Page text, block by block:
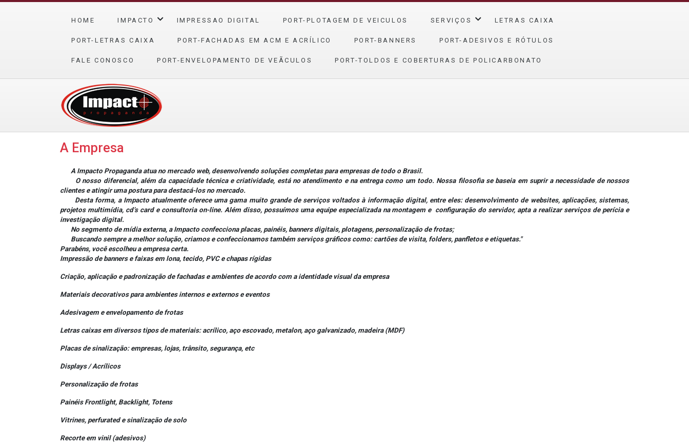
HOME IMPACTO IMPRESSAO DIGITAL PORT-PLOTAGEM DE VEICULOS SERVIÇOS LETRAS CAIXA
PORT-LETRAS CAIXA PORT-FACHADAS EM ACM E ACRÍLICO PORT-BANNERS PORT-ADESIVOS E RÓTULOS
FALE CONOSCO PORT-ENVELOPAMENTO DE VEÃ­CULOS PORT-TOLDOS E COBERTURAS DE POLICARBONATO
A Empresa
A Impacto Propaganda atua no mercado web, desenvolvendo soluções completas para empresas de todo o Brasil.
O nosso diferencial, além da capacidade técnica e criatividade, está no atendimento e na entrega como um todo. Nossa filosofia se baseia em suprir a necessidade de nossos
clientes e atingir uma postura para destacá-los no mercado.
Desta forma, a Impacto atualmente oferece uma gama muito grande de serviços voltados à informação digital, entre eles: desenvolvimento de websites, aplicações, sistemas,
projetos multimídia, cd’s card e consultoria on-line. Além disso, possuímos uma equipe especializada na montagem e configuração do servidor, apta a realizar serviços de perícia e
investigação digital.
No segmento de mídia externa, a Impacto confecciona placas, painéis, banners digitais, plotagens, personalização de frotas;
Buscando sempre a melhor solução, criamos e confeccionamos também serviços gráficos como: cartões de visita, folders, panfletos e etiquetas."
Parabéns, você escolheu a empresa certa.
Impressão de banners e faixas em lona, tecido, PVC e chapas rígidas
Criação, aplicação e padronização de fachadas e ambientes de acordo com a identidade visual da empresa
Materiais decorativos para ambientes internos e externos e eventos
Adesivagem e envelopamento de frotas
Letras caixas em diversos tipos de materiais: acrílico, aço escovado, metalon, aço galvanizado, madeira (MDF)
Placas de sinalização: empresas, lojas, trânsito, segurança, etc
Displays / Acrílicos
Personalização de frotas
Painéis Frontlight, Backlight, Totens
Vitrines, perfurated e sinalização de solo
Recorte em vinil (adesivos)